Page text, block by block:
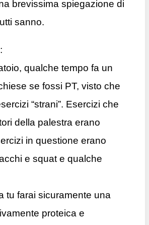
brevissima spiegazione di
sanno.
qualche tempo fa un
se fossi PT, visto che
“strani”. Esercizi che
della palestra erano
in questione erano
e squat e qualche
tu farai sicuramente una
proteica e